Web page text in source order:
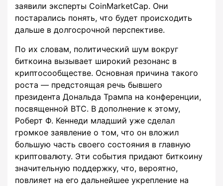
заявили эксперты CoinMarketCap. Они
постарались понять, что будет происходить
дальше в долгосрочной перспективе.
По их словам, политический шум вокруг
биткоина вызывает широкий резонанс в
криптосообществе. Основная причина такого
роста — предстоящая речь бывшего
президента Дональда Трампа на конференции,
посвященной BTC. В дополнение к этому,
Роберт Ф. Кеннеди младший уже сделал
громкое заявление о том, что он вложил
большую часть своего состояния в главную
криптовалюту. Эти события придают биткоину
значительную поддержку, что, вероятно,
повлияет на его дальнейшее укрепление на